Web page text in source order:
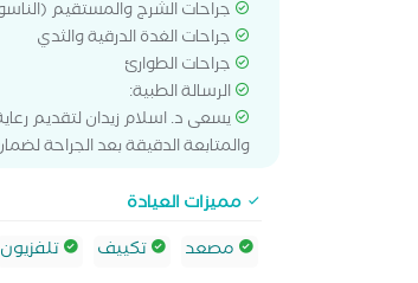
جراحات الشرج والمستقيم
جراحات الغدة الدرقية والثدي
جراحات الطوارئ
الرسالة الطبية:
يسعى د. اسلام زيدان لتقديم
والمتابعة الدقيقة بعد الجراحة
مميزات العيادة
مصعد
تكييف تلفزيون